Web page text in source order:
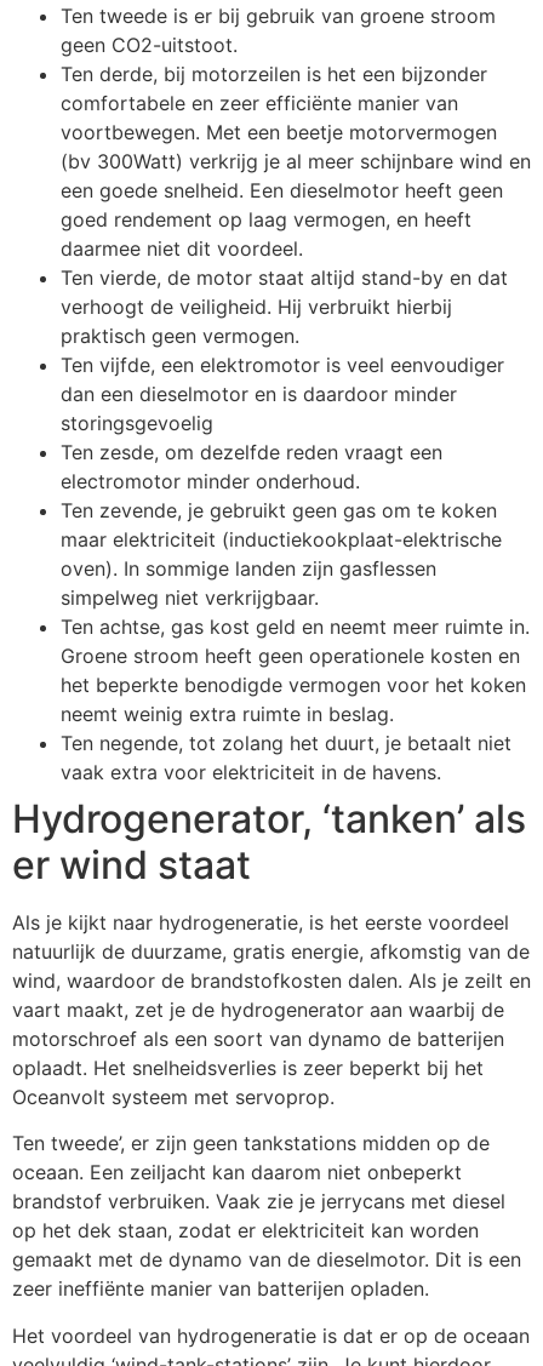
Ten tweede is er bij gebruik van groene stroom
geen CO2-uitstoot.
Ten derde, bij motorzeilen is het een bijzonder
comfortabele en zeer efficiënte manier van
voortbewegen. Met een beetje motorvermogen
(bv 300Watt) verkrijg je al meer schijnbare wind en
een goede snelheid. Een dieselmotor heeft geen
goed rendement op laag vermogen, en heeft
daarmee niet dit voordeel.
Ten vierde, de motor staat altijd stand-by en dat
verhoogt de veiligheid. Hij verbruikt hierbij
praktisch geen vermogen.
Ten vijfde, een elektromotor is veel eenvoudiger
dan een dieselmotor en is daardoor minder
storingsgevoelig
Ten zesde, om dezelfde reden vraagt een
electromotor minder onderhoud.
Ten zevende, je gebruikt geen gas om te koken
maar elektriciteit (inductiekookplaat-elektrische
oven). In sommige landen zijn gasflessen
simpelweg niet verkrijgbaar.
Ten achtse, gas kost geld en neemt meer ruimte in.
Groene stroom heeft geen operationele kosten en
het beperkte benodigde vermogen voor het koken
neemt weinig extra ruimte in beslag.
Ten negende, tot zolang het duurt, je betaalt niet
vaak extra voor elektriciteit in de havens.
Hydrogenerator, ‘tanken’ als
er wind staat
Als je kijkt naar hydrogeneratie, is het eerste voordeel
natuurlijk de duurzame, gratis energie, afkomstig van de
wind, waardoor de brandstofkosten dalen. Als je zeilt en
vaart maakt, zet je de hydrogenerator aan waarbij de
motorschroef als een soort van dynamo de batterijen
oplaadt. Het snelheidsverlies is zeer beperkt bij het
Oceanvolt systeem met servoprop.
Ten tweede’, er zijn geen tankstations midden op de
oceaan. Een zeiljacht kan daarom niet onbeperkt
brandstof verbruiken. Vaak zie je jerrycans met diesel
op het dek staan, zodat er elektriciteit kan worden
gemaakt met de dynamo van de dieselmotor. Dit is een
zeer ineffiënte manier van batterijen opladen.
Het voordeel van hydrogeneratie is dat er op de oceaan